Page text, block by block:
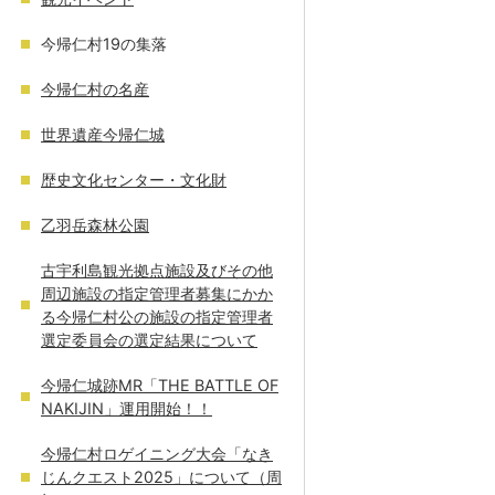
今帰仁村19の集落
今帰仁村の名産
世界遺産今帰仁城
歴史文化センター・文化財
乙羽岳森林公園
古宇利島観光拠点施設及びその他
周辺施設の指定管理者募集にかか
る今帰仁村公の施設の指定管理者
選定委員会の選定結果について
今帰仁城跡MR「THE BATTLE OF
NAKIJIN」運用開始！！
今帰仁村ロゲイニング大会「なき
じんクエスト2025」について（周